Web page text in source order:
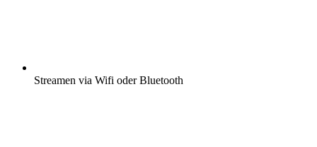
Streamen via Wifi oder Bluetooth